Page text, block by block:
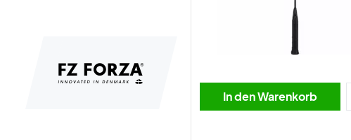
In den Warenkorb